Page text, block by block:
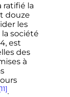
ratifié la
douze
les
la société
est
des
à
.